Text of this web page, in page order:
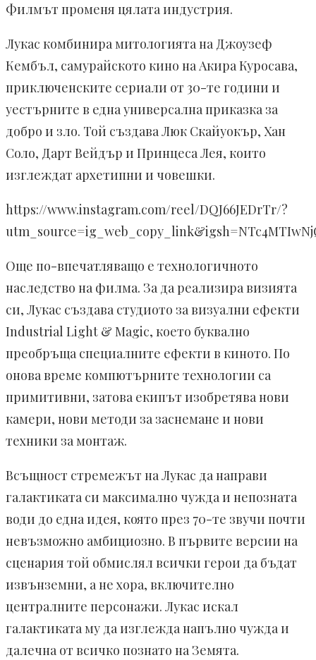
Филмът променя цялата индустрия.
Лукас комбинира митологията на Джоузеф
Кембъл, самурайското кино на Акира Куросава,
приключенските сериали от 30-те години и
уестърните в една универсална приказка за
добро и зло. Той създава Люк Скайуокър, Хан
Соло, Дарт Вейдър и Принцеса Лея, които
изглеждат архетипни и човешки.
https://www.instagram.com/reel/DQJ66JEDrTr/?
Още по-впечатляващо е технологичното
наследство на филма. За да реализира визията
си, Лукас създава студиото за визуални ефекти
Industrial Light & Magic, което буквално
преобръща специалните ефекти в киното. По
онова време компютърните технологии са
примитивни, затова екипът изобретява нови
камери, нови методи за заснемане и нови
техники за монтаж.
Всъщност стремежът на Лукас да направи
галактиката си максимално чужда и непозната
води до една идея, която през 70-те звучи почти
невъзможно амбициозно. В първите версии на
сценария той обмислял всички герои да бъдат
извънземни, а не хора, включително
централните персонажи. Лукас искал
галактиката му да изглежда напълно чужда и
далечна от всичко познато на Земята.